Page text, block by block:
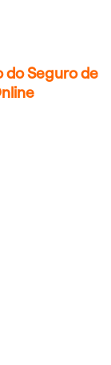
do Seguro de